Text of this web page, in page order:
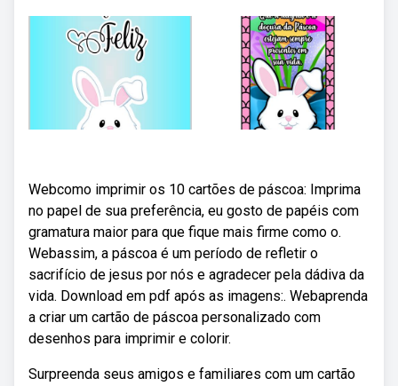
Webcomo imprimir os 10 cartões de páscoa: Imprima
no papel de sua preferência, eu gosto de papéis com
gramatura maior para que fique mais firme como o.
Webassim, a páscoa é um período de refletir o
sacrifício de jesus por nós e agradecer pela dádiva da
vida. Download em pdf após as imagens:. Webaprenda
a criar um cartão de páscoa personalizado com
desenhos para imprimir e colorir.
Surpreenda seus amigos e familiares com um cartão